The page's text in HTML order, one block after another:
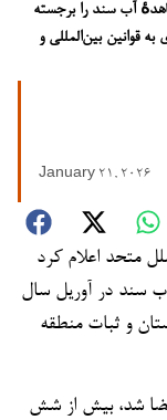
آب سند را برجسته
قوانین بین‌المللی و
January 21, 2026
متحد اعلام کرد
سند در آوریل سال
و ثبات منطقه
دو کشور امضا شد، بیش از شش